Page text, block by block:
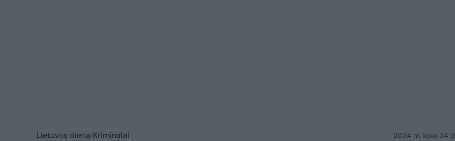
Lietuvos diena Kriminalai 2024 m. kovo 24